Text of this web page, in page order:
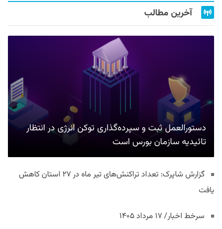
آخرین مطالب
دستورالعمل ثبت و سپرده‌گذاری توکن انرژی در انتظار
تائیدیه سازمان بورس است
گزارش شاپرک: تعداد تراکنش‌های تیر ماه در ۲۷ استان‌ کاهش
یافت
سرخط اخبار/ ۱۷ مرداد ۱۴۰۵